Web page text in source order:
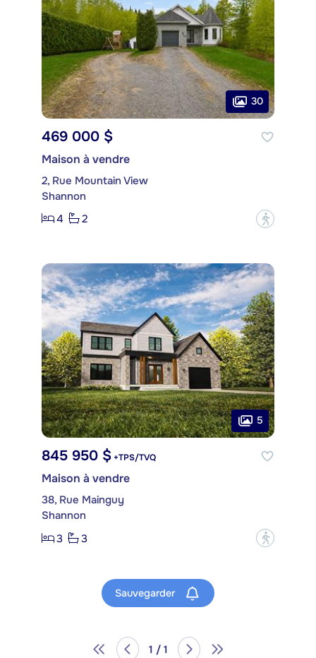
30
469 000 $
Maison à vendre
2, Rue Mountain View
Shannon
4
2 ?
5
845 950 $ +TPS/TVQ
Maison à vendre
38, Rue Mainguy
Shannon
3
3 ?
Sauvegarder
1 / 1